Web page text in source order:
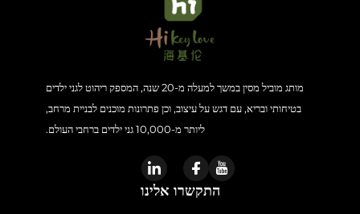
מותג מוביל מסין במשך למעלה מ-20 שנה, המספק ריהוט לגני ילדים
בטיחותי ובריא, עם דגש על עיצוב, וכן פתרונות מוכנים לבניית מרחב,
ליותר מ-10,000 גני ילדים ברחבי העולם.
התקשרו אלינו